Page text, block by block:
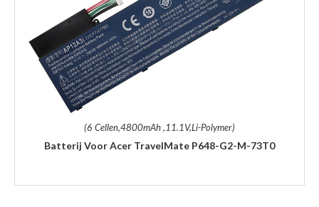
(6 Cellen,4800mAh ,11.1V,Li-Polymer)
Batterij Voor Acer TravelMate P648-G2-M-73T0